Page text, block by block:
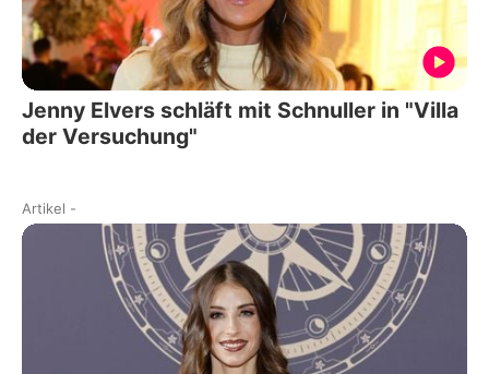
Jenny Elvers schläft mit Schnuller in "Villa
der Versuchung"
Artikel -